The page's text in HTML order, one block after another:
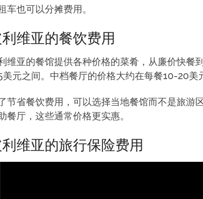
车也可以分摊费用。
维亚的餐饮费用
维亚的餐馆提供各种价格的菜肴，从廉价快餐
美元之间。中档餐厅的价格大约在每餐10-20美
节省餐饮费用，可以选择当地餐馆而不是旅游
餐厅，这些通常价格更实惠。
维亚的旅行保险费用